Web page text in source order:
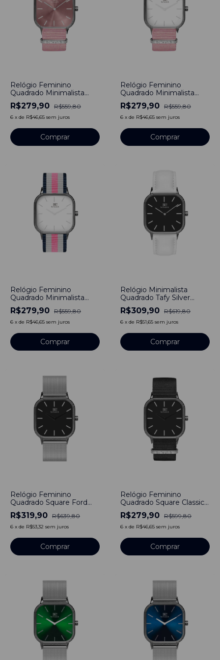
Relógio Feminino
Quadrado Minimalista
Penelope Pulseira Nylon
Nato Rosa 40 mm Aço
Inoxidável banhado a
R$279,90 R$559,80
6 x de R$46,65 sem juros
Comprar
Relógio Feminino
Quadrado Minimalista
Classic Pulseira Nylon
Nato Rosa 40mm Aço
Inoxidável banhado a
R$279,90 R$559,80
6 x de R$46,65 sem juros
Comprar
Relógio Feminino
Quadrado Minimalista
South Pulseira Nylon
Nato Listra Rosa 40mm
Aço Inoxidável banhado a
R$279,90 R$559,80
6 x de R$46,65 sem juros
Comprar
Relógio Minimalista
Quadrado Tafy Silver
Pulseira de Couro Branco
40mm Aço Inoxidável
banhado a titânio
R$309,90 R$619,80
6 x de R$51,65 sem juros
Comprar
Relógio Feminino
Quadrado Square Ford
Bays Silver Pulseira Prata
Minimalista 40mm Aço
Inoxidável banhado a
R$319,90 R$639,80
6 x de R$53,32 sem juros
Comprar
Relógio Feminino
Quadrado Square Classic
Silver Pulseira de Nylon
Nato Otan Preto 40mm
Minimalista Aço
titânio
R$279,90 R$599,80
6 x de R$46,65 sem juros
Comprar